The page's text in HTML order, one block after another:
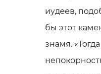
иудеев,
бы этот
знамя.